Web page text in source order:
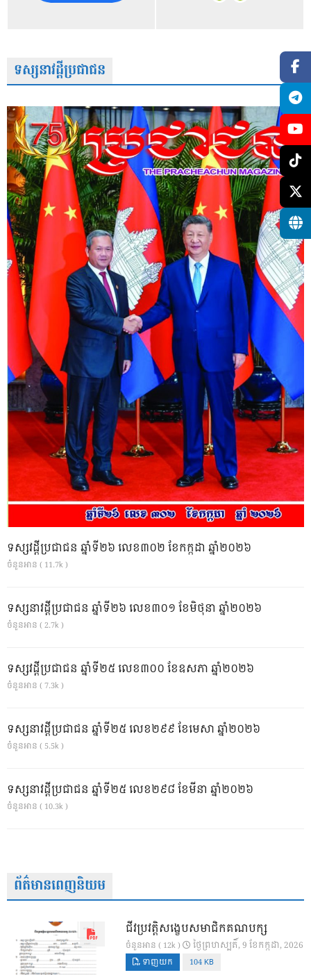
ទស្សនាវដ្តីប្រជាជន
ទស្សវដ្តីប្រជាជន ឆ្នាំទី២៦ លេខ៣០២ ខែកក្កដា ឆ្នាំ២០២៦
ចំនួនអាន ( 11.7k )
ទស្សនាវដ្ដីប្រជាជន ឆ្នាំទី២៦ លេខ៣០១ ខែមិថុនា ឆ្នាំ២០២៦
ចំនួនអាន ( 2.7k )
ទស្សវដ្តីប្រជាជន ឆ្នាំទី២៥ លេខ៣០០ ខែឧសភា ឆ្នាំ២០២៦
ចំនួនអាន ( 7.3k )
ទស្សនាវដ្ដីប្រជាជន ឆ្នាំទី២៥ លេខ២៩៩ ខែមេសា ឆ្នាំ២០២៦
ចំនួនអាន ( 5.5k )
ទស្សនាវដ្ដីប្រជាជន ឆ្នាំទី២៥ លេខ២៩៨ ខែមីនា ឆ្នាំ២០២៦
ចំនួនអាន ( 10.3k )
ព័ត៌មានពេញនិយម
ជីវប្រវត្តិសង្ខេបសមាជិកគណបក្ស
ចំនួនអាន ( 12k ) ថ្ងៃ​ព្រហស្បតិ៍, 9 ខែ​កក្កដា, 2026
ទាញយក 104 KB